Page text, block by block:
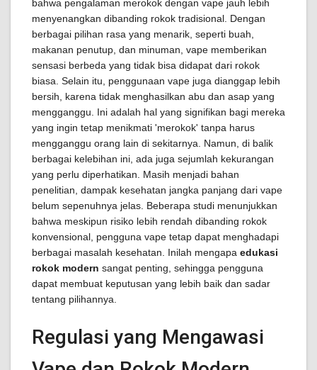
bahwa pengalaman merokok dengan vape jauh lebih
menyenangkan dibanding rokok tradisional. Dengan
berbagai pilihan rasa yang menarik, seperti buah,
makanan penutup, dan minuman, vape memberikan
sensasi berbeda yang tidak bisa didapat dari rokok
biasa. Selain itu, penggunaan vape juga dianggap lebih
bersih, karena tidak menghasilkan abu dan asap yang
mengganggu. Ini adalah hal yang signifikan bagi mereka
yang ingin tetap menikmati 'merokok' tanpa harus
mengganggu orang lain di sekitarnya. Namun, di balik
berbagai kelebihan ini, ada juga sejumlah kekurangan
yang perlu diperhatikan. Masih menjadi bahan
penelitian, dampak kesehatan jangka panjang dari vape
belum sepenuhnya jelas. Beberapa studi menunjukkan
bahwa meskipun risiko lebih rendah dibanding rokok
konvensional, pengguna vape tetap dapat menghadapi
berbagai masalah kesehatan. Inilah mengapa edukasi
rokok modern sangat penting, sehingga pengguna
dapat membuat keputusan yang lebih baik dan sadar
tentang pilihannya.
Regulasi yang Mengawasi